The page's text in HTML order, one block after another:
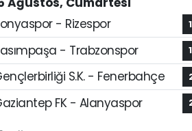
- Rizespor
- Trabzonspor
S.K. - Fenerbahçe
FK - Alanyaspor